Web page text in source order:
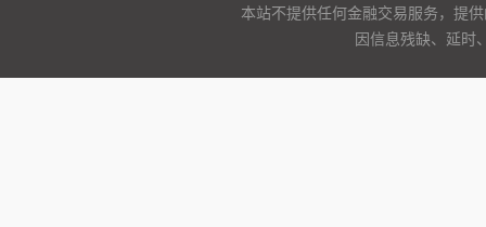
本站不提供任何金融交易服务，提
因信息残缺、延时